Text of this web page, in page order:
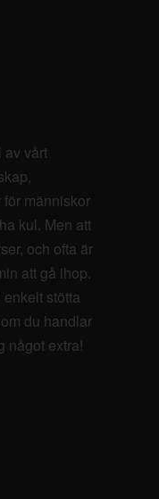
av vårt
människor
kul. Men att
och ofta är
att gå ihop.
stötta
du handlar
något extra!